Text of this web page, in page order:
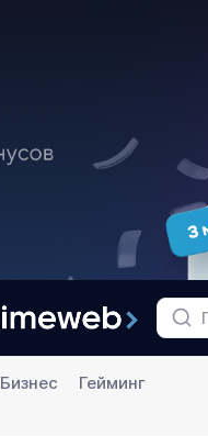
Бизнес
Гейминг